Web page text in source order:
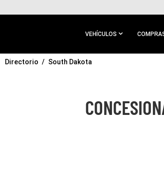
CONTENIDO
VEHÍCULOS
IR A
Directorio South Dakota